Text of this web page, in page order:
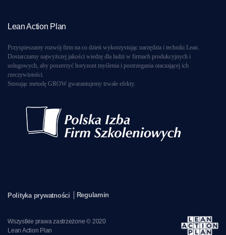
Lean Action Plan
Przyspieszamy rozwój firm na co dzień wykorzystując narzędzia i techniki Lean.
Dostarczamy najwyższej jakości wiedzę dla ludzi w firmach produkcyjnych i
usługowych, aby poszerzyć horyzont myślenia i postrzegania otaczającej ich
rzeczywistości.
Stosując metodę GROW gwarantujemy trwałe efekty.
Wszystkie prawa zastrzeżone © 2020
Lean Action Plan
Polityka prywatności Regulamin